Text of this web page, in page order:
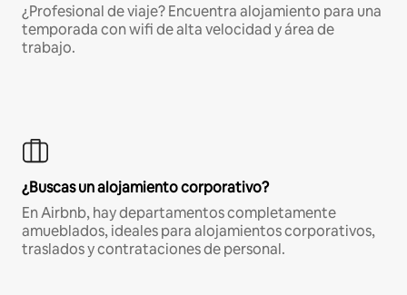
¿Profesional de viaje? Encuentra alojamiento para una
temporada con wifi de alta velocidad y área de
trabajo.
¿Buscas un alojamiento corporativo?
En Airbnb, hay departamentos completamente
amueblados, ideales para alojamientos corporativos,
traslados y contrataciones de personal.